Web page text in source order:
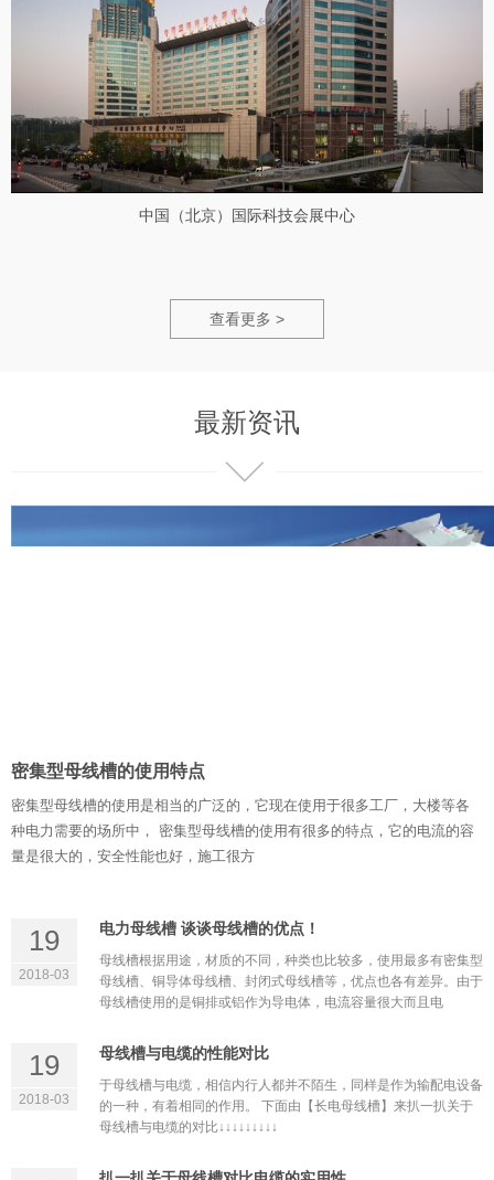
中国（北京）国际科技会展中心
查看更多 >
最新资讯
密集型母线槽的使用特点
密集型母线槽的使用是相当的广泛的，它现在使用于很多工厂，大楼等各
种电力需要的场所中， 密集型母线槽的使用有很多的特点，它的电流的容
量是很大的，安全性能也好，施工很方
19
2018-03
电力母线槽 谈谈母线槽的优点！
母线槽根据用途，材质的不同，种类也比较多，使用最多有密集型
母线槽、铜导体母线槽、封闭式母线槽等，优点也各有差异。由于
母线槽使用的是铜排或铝作为导电体，电流容量很大而且电
19
2018-03
母线槽与电缆的性能对比
于母线槽与电缆，相信内行人都并不陌生，同样是作为输配电设备
的一种，有着相同的作用。 下面由【长电母线槽】来扒一扒关于
母线槽与电缆的对比↓↓↓↓↓↓↓↓↓